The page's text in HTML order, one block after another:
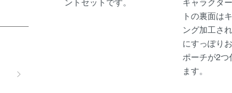
トの裏面は
ング加工さ
にすっぽり
ポーチが2つ
ます。